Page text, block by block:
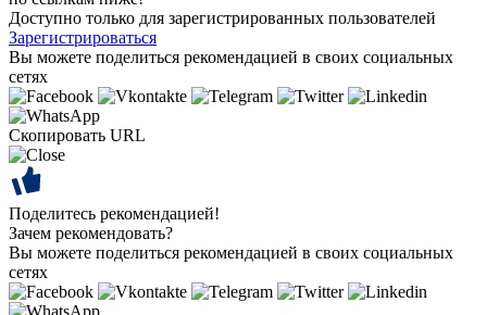
Доступно только для зарегистрированных пользователей
Зарегистрироваться
Вы можете поделиться рекомендацией в своих социальных
сетях
Скопировать URL
Поделитесь рекомендацией!
Зачем рекомендовать?
Вы можете поделиться рекомендацией в своих социальных
сетях